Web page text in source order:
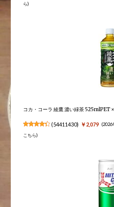
ら)
コカ・コーラ 綾鷹 濃い緑茶 525mlPET
(54411430) ￥2,079 (2026
こちら)